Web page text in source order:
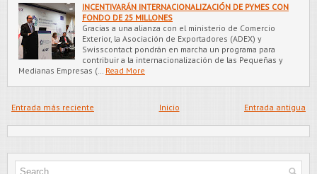
INCENTIVARÁN INTERNACIONALIZACIÓN DE PYMES CON
FONDO DE 25 MILLONES
Gracias a una alianza con el ministerio de Comercio
Exterior, la Asociación de Exportadores (ADEX) y
Swisscontact pondrán en marcha un programa para
contribuir a la internacionalización de las Pequeñas y
Medianas Empresas (…
Read More
Entrada más reciente Entrada antigua
Inicio